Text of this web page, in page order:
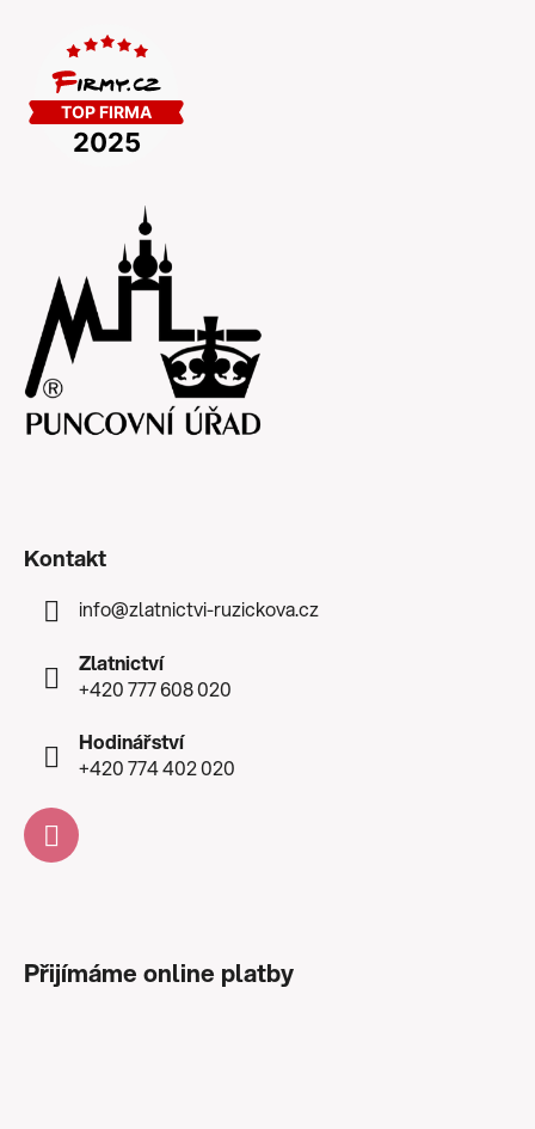
Kontakt
info@zlatnictvi-ruzickova.cz
Zlatnictví
+420 777 608 020
Hodinářství
+420 774 402 020
Přijímáme online platby